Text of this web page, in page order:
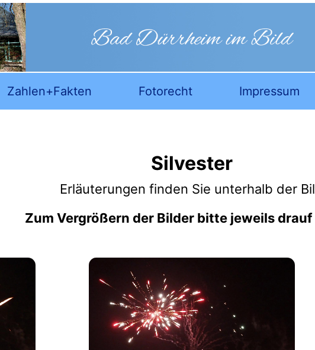
Zahlen+Fakten Fotorecht Impressum
Silvester
Erläuterungen finden Sie unterhalb der
Zum Vergrößern der Bilder bitte jeweils